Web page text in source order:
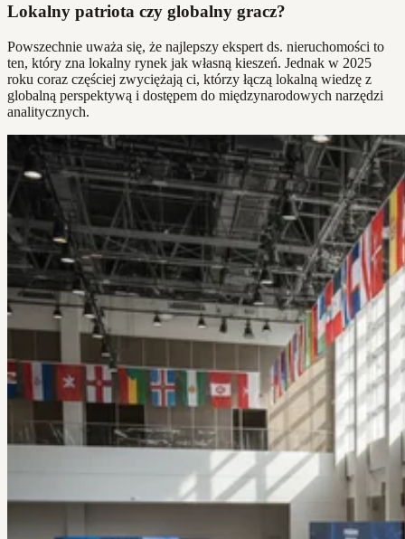
Lokalny patriota czy globalny gracz?
Powszechnie uważa się, że najlepszy ekspert ds. nieruchomości to
ten, który zna lokalny rynek jak własną kieszeń. Jednak w 2025
roku coraz częściej zwyciężają ci, którzy łączą lokalną wiedzę z
globalną perspektywą i dostępem do międzynarodowych narzędzi
analitycznych.